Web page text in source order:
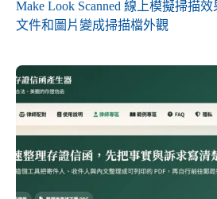
Make Look Scanned 線上模擬掃描效
文件和圖片變成掃描檔外觀